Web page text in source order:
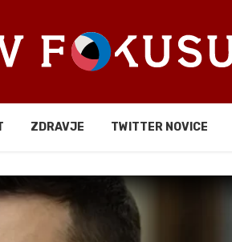
ZDRAVJE TWITTER NOVICE